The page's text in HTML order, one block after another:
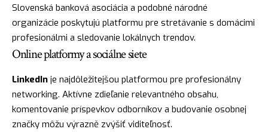
Slovenská banková asociácia a podobné národné
organizácie poskytujú platformu pre stretávanie s domácimi
profesionálmi a sledovanie lokálnych trendov.
Online platformy a sociálne siete
LinkedIn je najdôležitejšou platformou pre profesionálny
networking. Aktívne zdieľanie relevantného obsahu,
komentovanie príspevkov odborníkov a budovanie osobnej
značky môžu výrazně zvýšiť viditeľnosť.